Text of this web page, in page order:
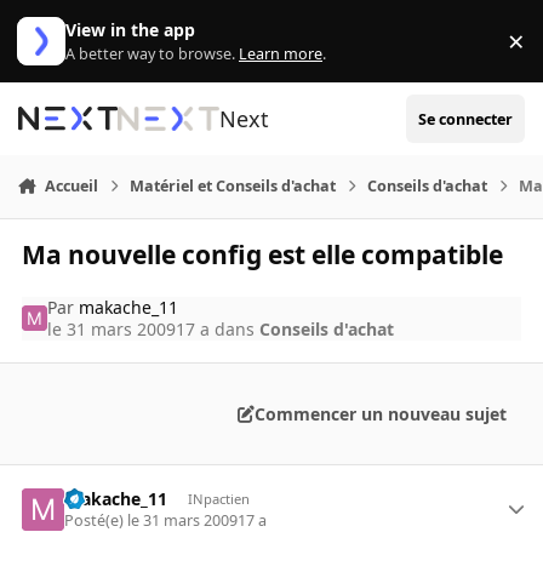
Aller au contenu
View in the app
A better way to browse. Learn more. ×
Next Se connecter
Accueil Matériel et Conseils d'achat Conseils d'achat
Ma nouvelle config est elle compatible
Par makache_11
le 31 mars 200917 a dans Conseils d'achat
Commencer un nouveau sujet
makache_11 INpactien
Posté(e) le 31 mars 200917 a